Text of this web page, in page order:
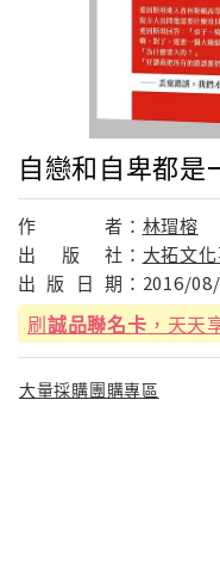
自戀和自卑都是
作 者： 林瑁榕
出
版 社： 大拓文
出 版 日 期： 2016/
刷誠品聯名卡 ，天天
大量採購團購專區